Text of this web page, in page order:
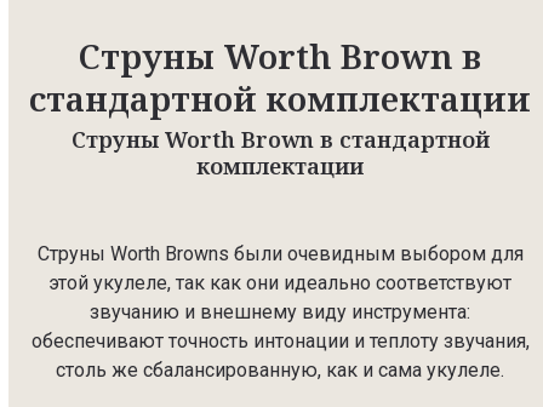
Струны Worth Brown в
стандартной комплектации
Струны Worth Brown в стандартной
комплектации
Струны Worth Browns были очевидным выбором для
этой укулеле, так как они идеально соответствуют
звучанию и внешнему виду инструмента:
обеспечивают точность интонации и теплоту звучания,
столь же сбалансированную, как и сама укулеле.